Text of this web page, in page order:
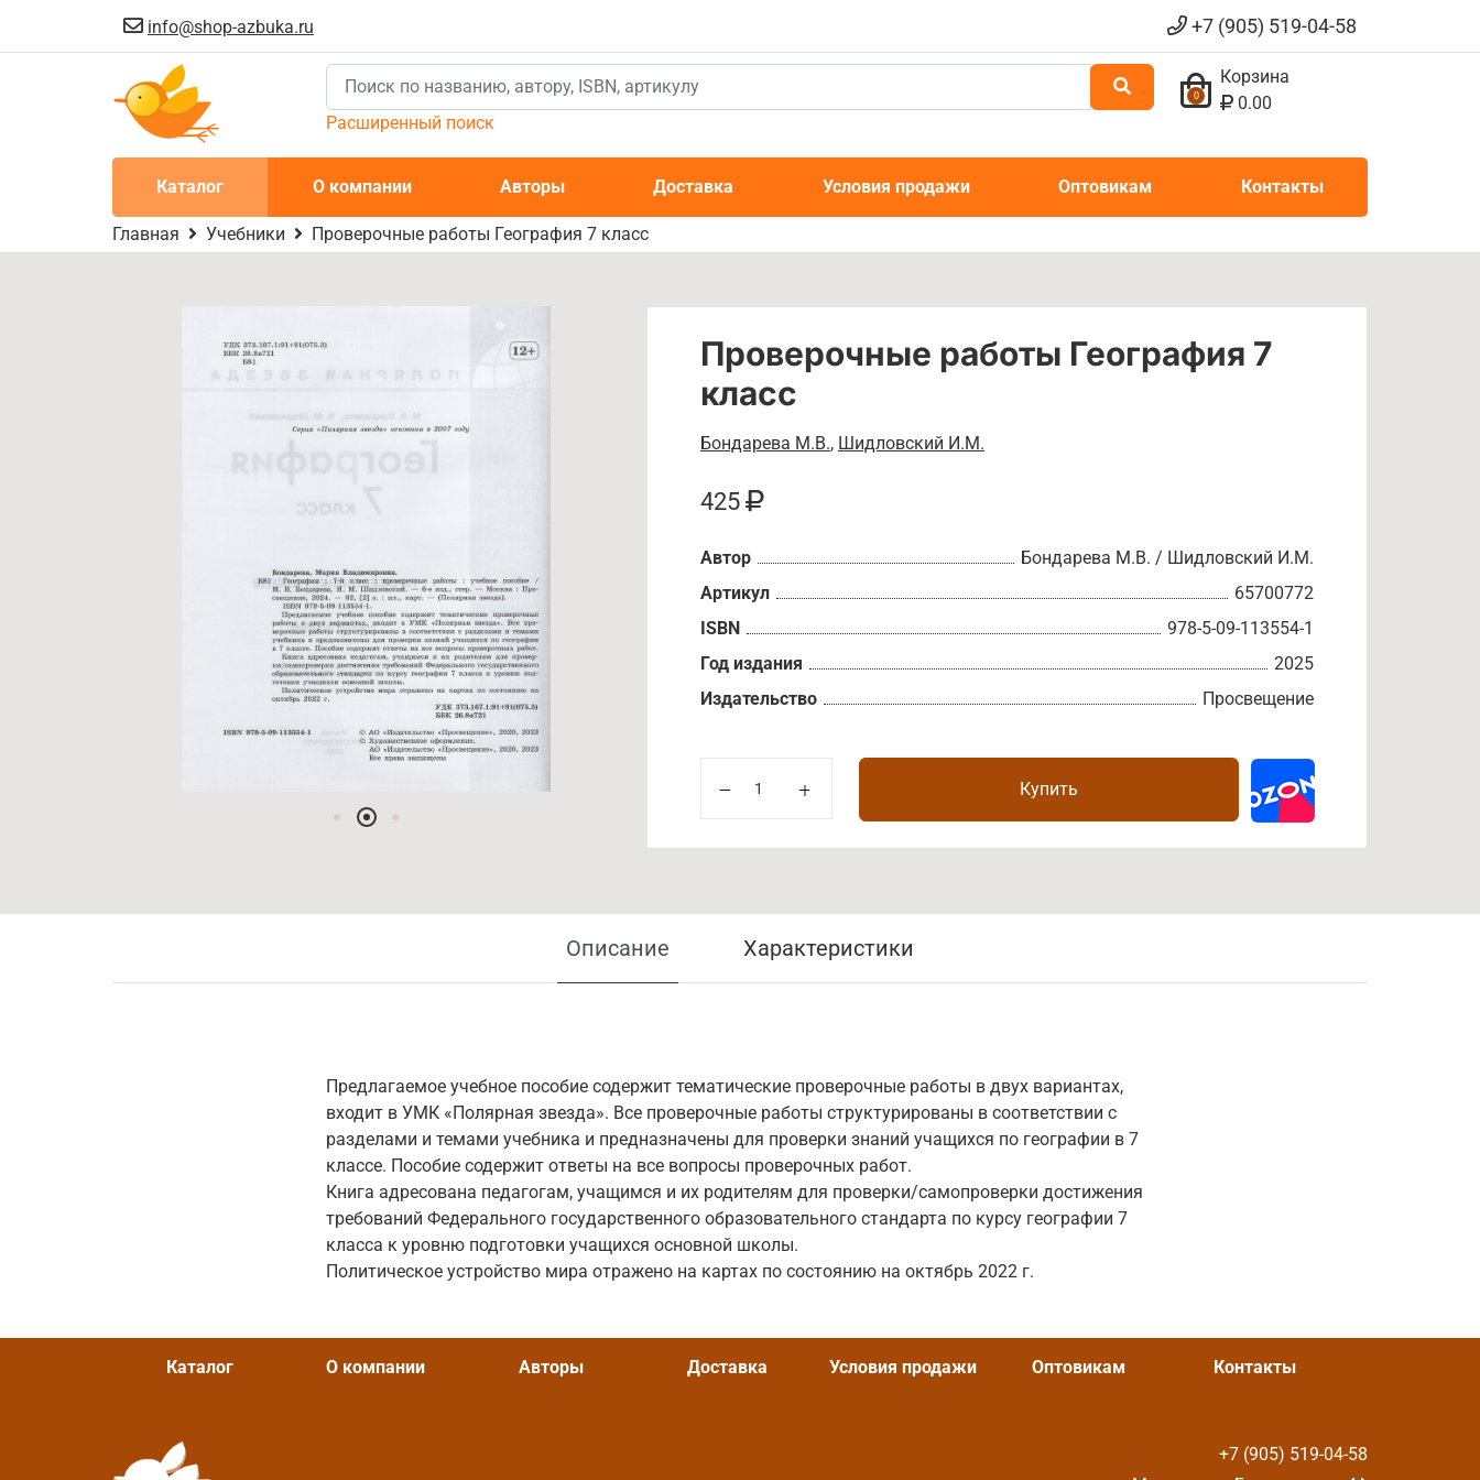
info@shop-azbuka.ru +7 (905) 519-04-58
Расширенный поиск
0
Корзина
0.00
Каталог О компании Авторы Доставка Условия продажи Оптовикам Контакты
Главная Учебники Проверочные работы География 7 класс
Проверочные работы География 7
класс
Бондарева М.В., Шидловский И.М.
425
Автор
Бондарева М.В. / Шидловский И.М.
Артикул
65700772
ISBN
978-5-09-113554-1
Год издания
2025
Издательство
Просвещение
Купить
Описание Характеристики
Предлагаемое учебное пособие содержит тематические проверочные работы в двух вариантах,
входит в УМК «Полярная звезда». Все проверочные работы структурированы в соответствии с
разделами и темами учебника и предназначены для проверки знаний учащихся по географии в 7
классе. Пособие содержит ответы на все вопросы проверочных работ.
Книга адресована педагогам, учащимся и их родителям для проверки/самопроверки достижения
требований Федерального государственного образовательного стандарта по курсу географии 7
класса к уровню подготовки учащихся основной школы.
Политическое устройство мира отражено на картах по состоянию на октябрь 2022 г.
Каталог О компании Авторы Доставка Условия продажи Оптовикам Контакты
+7 (905) 519-04-58